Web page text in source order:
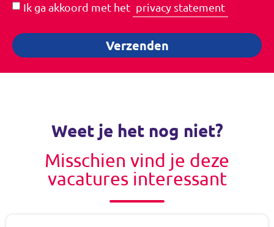
Ik ga akkoord met het privacy statement
Verzenden
Weet je het nog niet?
Misschien vind je deze
vacatures interessant